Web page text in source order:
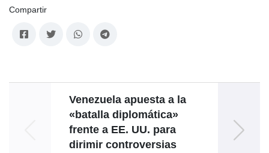
Compartir
Venezuela apuesta a la
«batalla diplomática»
frente a EE. UU. para
dirimir controversias